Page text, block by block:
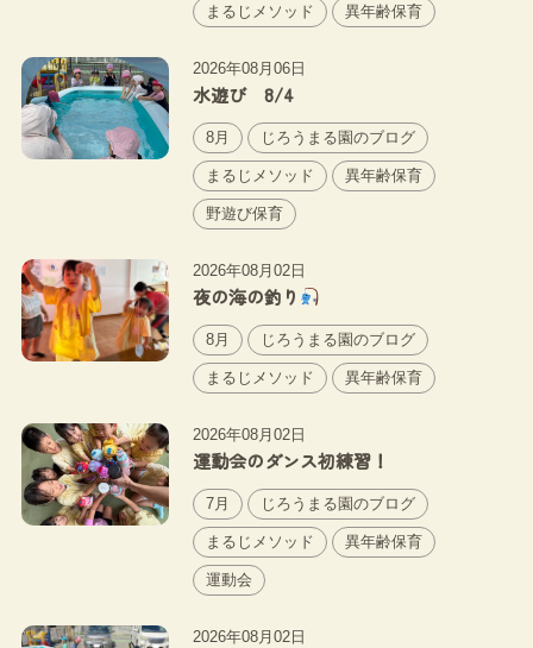
まるじメソッド 異年齢保育
2026年08月06日
水遊び 8/4
8月 じろうまる園のブログ
まるじメソッド 異年齢保育
野遊び保育
2026年08月02日
夜の海の釣り
8月 じろうまる園のブログ
まるじメソッド 異年齢保育
2026年08月02日
運動会のダンス初練習！
7月 じろうまる園のブログ
まるじメソッド 異年齢保育
運動会
2026年08月02日